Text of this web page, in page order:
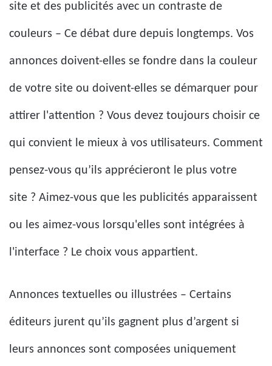
site et des publicités avec un contraste de
couleurs – Ce débat dure depuis longtemps. Vos
annonces doivent-elles se fondre dans la couleur
de votre site ou doivent-elles se démarquer pour
attirer l'attention ? Vous devez toujours choisir ce
qui convient le mieux à vos utilisateurs. Comment
pensez-vous qu’ils apprécieront le plus votre
site ? Aimez-vous que les publicités apparaissent
ou les aimez-vous lorsqu'elles sont intégrées à
l'interface ? Le choix vous appartient.
Annonces textuelles ou illustrées – Certains
éditeurs jurent qu’ils gagnent plus d’argent si
leurs annonces sont composées uniquement